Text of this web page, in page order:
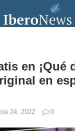
en ¡Qué
en
24, 2022 0